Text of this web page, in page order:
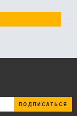
ПОДПИСАТЬСЯ